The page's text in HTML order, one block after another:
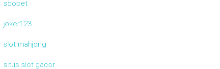
sbobet
joker123
slot mahjong
situs slot gacor